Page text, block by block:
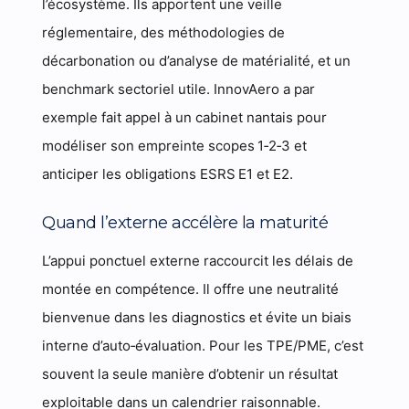
l’écosystème. Ils apportent une veille
réglementaire, des méthodologies de
décarbonation ou d’analyse de matérialité, et un
benchmark sectoriel utile. InnovAero a par
exemple fait appel à un cabinet nantais pour
modéliser son empreinte scopes 1‑2‑3 et
anticiper les obligations ESRS E1 et E2.
Quand l’externe accélère la maturité
L’appui ponctuel externe raccourcit les délais de
montée en compétence. Il offre une neutralité
bienvenue dans les diagnostics et évite un biais
interne d’auto‑évaluation. Pour les TPE/PME, c’est
souvent la seule manière d’obtenir un résultat
exploitable dans un calendrier raisonnable.